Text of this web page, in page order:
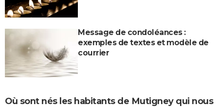
Message de condoléances :
exemples de textes et modèle de
courrier
Où sont nés les habitants de Mutigney qui nous